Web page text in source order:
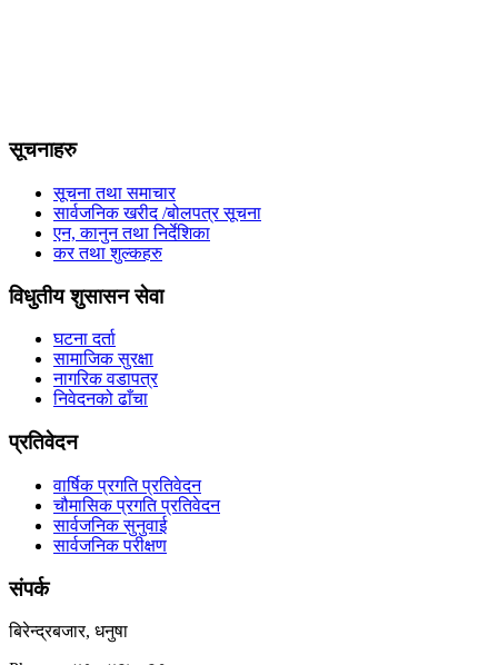
सूचनाहरु
सूचना तथा समाचार
सार्वजनिक खरीद /बोलपत्र सूचना
एन, कानुन तथा निर्देशिका
कर तथा शुल्कहरु
विधुतीय शुसासन सेवा
घटना दर्ता
सामाजिक सुरक्षा
नागरिक वडापत्र
निवेदनको ढाँचा
प्रतिवेदन
वार्षिक प्रगति प्रतिवेदन
चौमासिक प्रगति प्रतिवेदन
सार्वजनिक सुनुवाई
सार्वजनिक परीक्षण
संपर्क
बिरेन्द्रबजार, धनुषा